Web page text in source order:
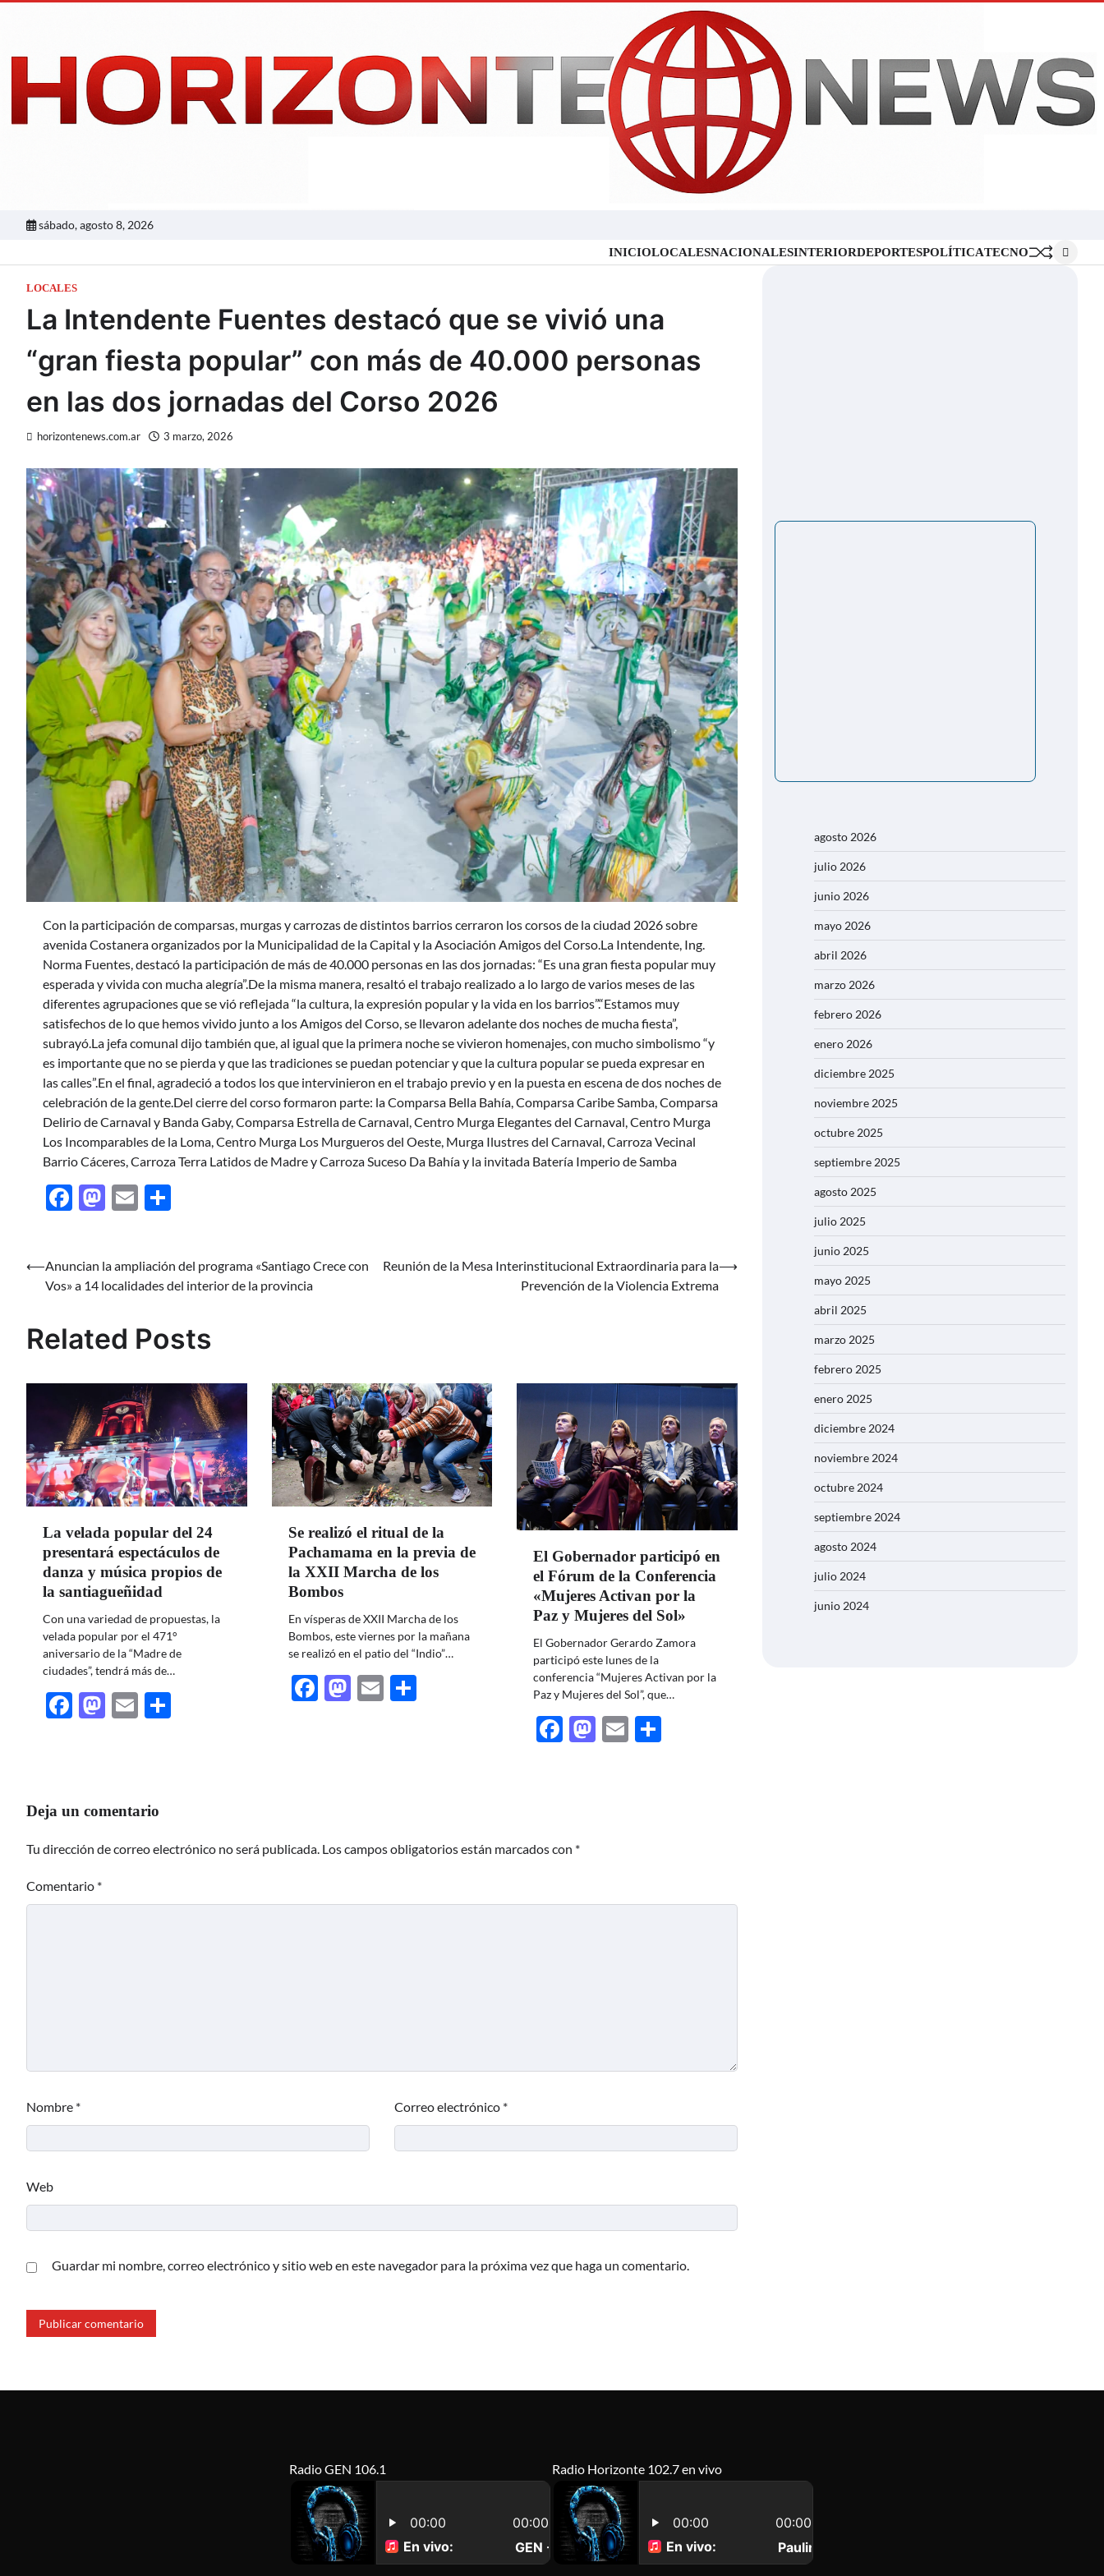
sábado, agosto 8, 2026
INICIOLOCALESNACIONALESINTERIORDEPORTESPOLÍTICATECNO
LOCALES
La Intendente Fuentes destacó que se vivió una
“gran fiesta popular” con más de 40.000 personas
en las dos jornadas del Corso 2026
horizontenews.com.ar 3 marzo, 2026
Con la participación de comparsas, murgas y carrozas de distintos barrios cerraron los corsos de la ciudad 2026 sobre
avenida Costanera organizados por la Municipalidad de la Capital y la Asociación Amigos del Corso.La Intendente, Ing.
Norma Fuentes, destacó la participación de más de 40.000 personas en las dos jornadas: “Es una gran fiesta popular muy
esperada y vivida con mucha alegría”.De la misma manera, resaltó el trabajo realizado a lo largo de varios meses de las
diferentes agrupaciones que se vió reflejada “la cultura, la expresión popular y la vida en los barrios”.“Estamos muy
satisfechos de lo que hemos vivido junto a los Amigos del Corso, se llevaron adelante dos noches de mucha fiesta”,
subrayó.La jefa comunal dijo también que, al igual que la primera noche se vivieron homenajes, con mucho simbolismo “y
es importante que no se pierda y que las tradiciones se puedan potenciar y que la cultura popular se pueda expresar en
las calles”.En el final, agradeció a todos los que intervinieron en el trabajo previo y en la puesta en escena de dos noches de
celebración de la gente.Del cierre del corso formaron parte: la Comparsa Bella Bahía, Comparsa Caribe Samba, Comparsa
Delirio de Carnaval y Banda Gaby, Comparsa Estrella de Carnaval, Centro Murga Elegantes del Carnaval, Centro Murga
Los Incomparables de la Loma, Centro Murga Los Murgueros del Oeste, Murga Ilustres del Carnaval, Carroza Vecinal
Barrio Cáceres, Carroza Terra Latidos de Madre y Carroza Suceso Da Bahía y la invitada Batería Imperio de Samba
Facebook
Mastodon
Email
Navegación
⟵Anuncian la ampliación del programa «Santiago Crece con
Vos» a 14 localidades del interior de la provincia
Reunión de la Mesa Interinstitucional Extraordinaria para la
Prevención de la Violencia Extrema
⟶
Related Posts
La velada popular del 24
presentará espectáculos de
danza y música propios de
la santiagueñidad
Con una variedad de propuestas, la
velada popular por el 471°
aniversario de la “Madre de
ciudades”, tendrá más de…
Facebook
Mastodon
Email
Se realizó el ritual de la
Pachamama en la previa de
la XXII Marcha de los
Bombos
En vísperas de XXII Marcha de los
Bombos, este viernes por la mañana
se realizó en el patio del “Indio”…
Facebook
Mastodon
EmailShare
El Gobernador participó en
el Fórum de la Conferencia
«Mujeres Activan por la
Paz y Mujeres del Sol»
El Gobernador Gerardo Zamora
participó este lunes de la
conferencia “Mujeres Activan por la
Paz y Mujeres del Sol”, que…
Facebook
Mastodon
Email
Deja un comentario
Tu dirección de correo electrónico no será publicada. Los campos obligatorios están marcados con *
Comentario *
Nombre * Correo electrónico *
Web
Guardar mi nombre, correo electrónico y sitio web en este navegador para la próxima vez que haga un comentario.
agosto 2026
julio 2026
junio 2026
mayo 2026
abril 2026
marzo 2026
febrero 2026
enero 2026
diciembre 2025
noviembre 2025
octubre 2025
septiembre 2025
agosto 2025
julio 2025
junio 2025
mayo 2025
abril 2025
marzo 2025
febrero 2025
enero 2025
diciembre 2024
noviembre 2024
octubre 2024
septiembre 2024
agosto 2024
julio 2024
junio 2024
Radio GEN 106.1 Radio Horizonte 102.7 en vivo